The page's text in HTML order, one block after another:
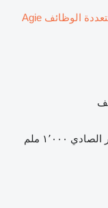
مركز الميكنة متعددة الوظائف Agie
الصادي ١٬٠٠٠ ملم